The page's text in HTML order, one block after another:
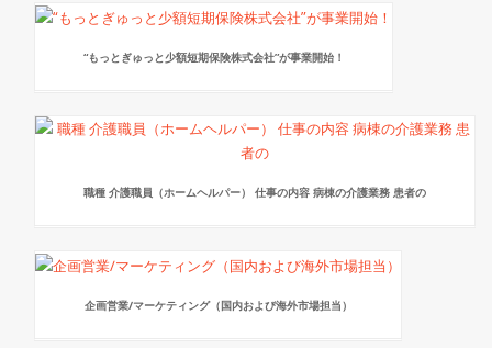
“もっとぎゅっと少額短期保険株式会社”が事業開始！
職種 介護職員（ホームヘルパー） 仕事の内容 病棟の介護業務 患者の
企画営業/マーケティング（国内および海外市場担当）